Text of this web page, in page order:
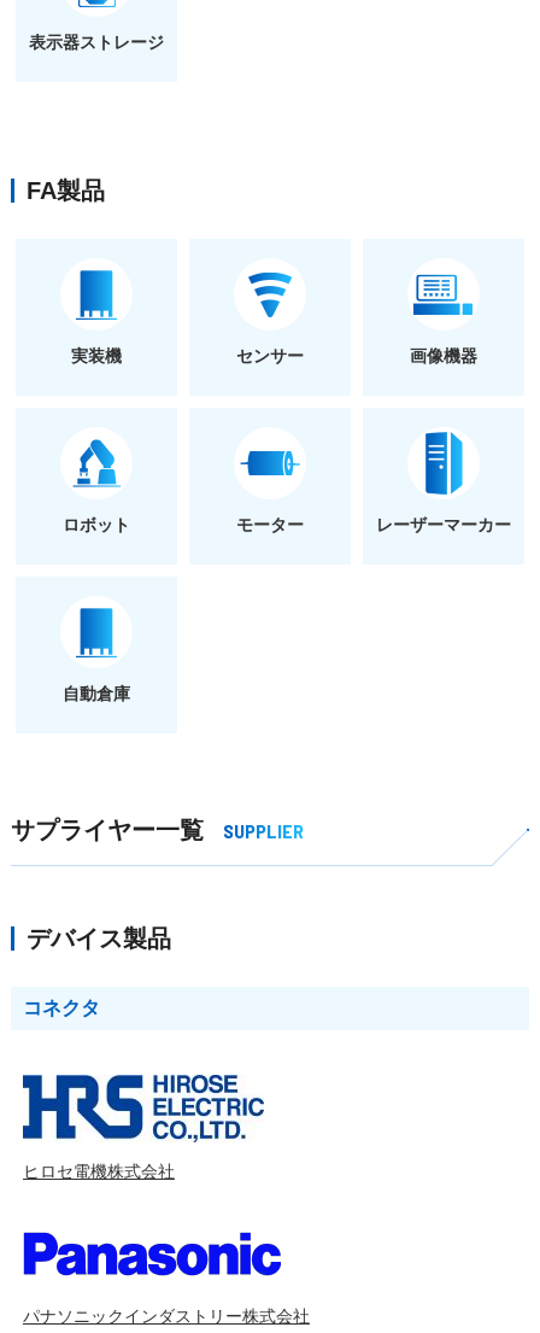
表示器ストレージ
FA製品
実装機 センサー 画像機器
ロボット モーター レーザーマーカー
自動倉庫
サプライヤー一覧 SUPPLIER
デバイス製品
コネクタ
ヒロセ電機株式会社
パナソニックインダストリー株式会社